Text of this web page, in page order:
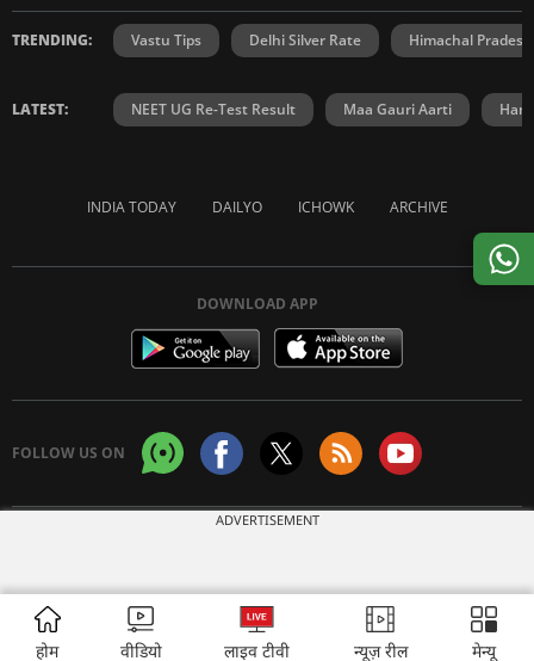
TRENDING: Vastu Tips Delhi Silver Rate Himachal
LATEST: NEET UG Re-Test Result Maa Gauri Aarti
INDIA TODAY DAILYO ICHOWK ARCHIVE
DOWNLOAD APP
FOLLOW US ON
ADVERTISEMENT
होम वीडियो लाइव टीवी न्यूज़ रील मेन्यू